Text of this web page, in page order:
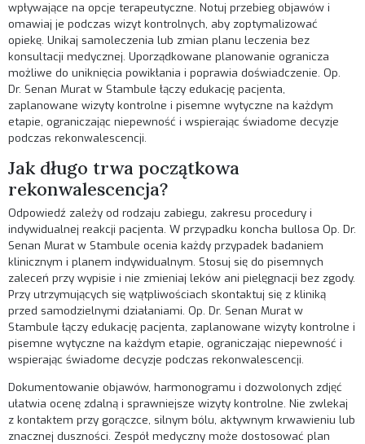
wpływające na opcje terapeutyczne. Notuj przebieg objawów i
omawiaj je podczas wizyt kontrolnych, aby zoptymalizować
opiekę. Unikaj samoleczenia lub zmian planu leczenia bez
konsultacji medycznej. Uporządkowane planowanie ogranicza
możliwe do uniknięcia powikłania i poprawia doświadczenie. Op.
Dr. Senan Murat w Stambule łączy edukację pacjenta,
zaplanowane wizyty kontrolne i pisemne wytyczne na każdym
etapie, ograniczając niepewność i wspierając świadome decyzje
podczas rekonwalescencji.
Jak długo trwa początkowa
rekonwalescencja?
Odpowiedź zależy od rodzaju zabiegu, zakresu procedury i
indywidualnej reakcji pacjenta. W przypadku koncha bullosa Op. Dr.
Senan Murat w Stambule ocenia każdy przypadek badaniem
klinicznym i planem indywidualnym. Stosuj się do pisemnych
zaleceń przy wypisie i nie zmieniaj leków ani pielęgnacji bez zgody.
Przy utrzymujących się wątpliwościach skontaktuj się z kliniką
przed samodzielnymi działaniami. Op. Dr. Senan Murat w
Stambule łączy edukację pacjenta, zaplanowane wizyty kontrolne i
pisemne wytyczne na każdym etapie, ograniczając niepewność i
wspierając świadome decyzje podczas rekonwalescencji.
Dokumentowanie objawów, harmonogramu i dozwolonych zdjęć
ułatwia ocenę zdalną i sprawniejsze wizyty kontrolne. Nie zwlekaj
z kontaktem przy gorączce, silnym bólu, aktywnym krwawieniu lub
znacznej duszności. Zespół medyczny może dostosować plan